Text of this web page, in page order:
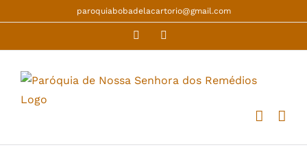
content
paroquiabobadelacartorio@gmail.com
Facebook